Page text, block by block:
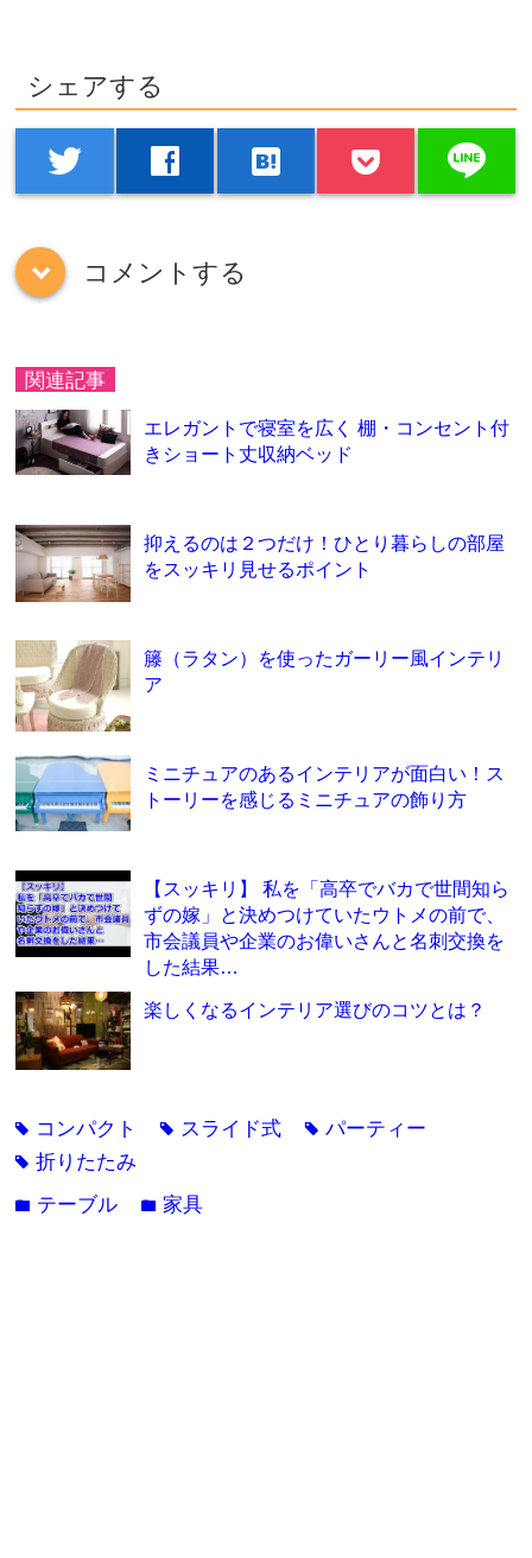
シェアする
twitter facebook hatenabookmark line
down コメントする
関連記事
エレガントで寝室を広く 棚・コンセント付
きショート丈収納ベッド
抑えるのは２つだけ！ひとり暮らしの部屋
をスッキリ見せるポイント
籐（ラタン）を使ったガーリー風インテリ
ア
ミニチュアのあるインテリアが面白い！ス
トーリーを感じるミニチュアの飾り方
【スッキリ】 私を「高卒でバカで世間知ら
ずの嫁」と決めつけていたウトメの前で、
市会議員や企業のお偉いさんと名刺交換を
した結果…
楽しくなるインテリア選びのコツとは？
tag コンパクト tag スライド式 tagパーティー
tag折りたたみ
folder テーブル folder 家具